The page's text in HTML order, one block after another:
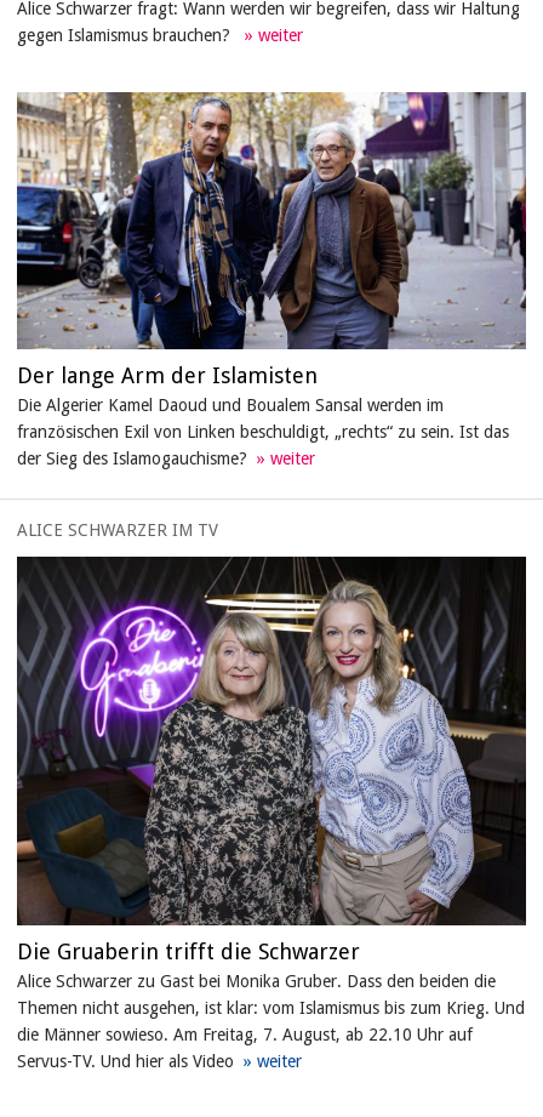
Alice Schwarzer fragt: Wann werden wir begreifen, dass wir Haltung
gegen Islamismus brauchen?
Der lange Arm der Islamisten
Die Algerier Kamel Daoud und Boualem Sansal werden im
französischen Exil von Linken beschuldigt, „rechts“ zu sein. Ist das
der Sieg des Islamogauchisme?
ALICE SCHWARZER IM TV
Die Gruaberin trifft die Schwarzer
Alice Schwarzer zu Gast bei Monika Gruber. Dass den beiden die
Themen nicht ausgehen, ist klar: vom Islamismus bis zum Krieg. Und
die Männer sowieso. Am Freitag, 7. August, ab 22.10 Uhr auf
Servus-TV. Und hier als Video